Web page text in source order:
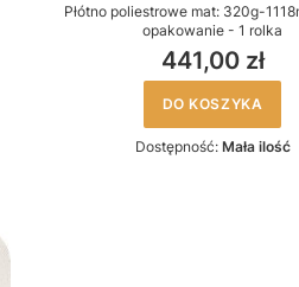
Płótno poliestrowe mat: 320g-
opakowanie - 1 rolka
441,00 zł
DO KOSZYKA
Dostępność: Mała ilość